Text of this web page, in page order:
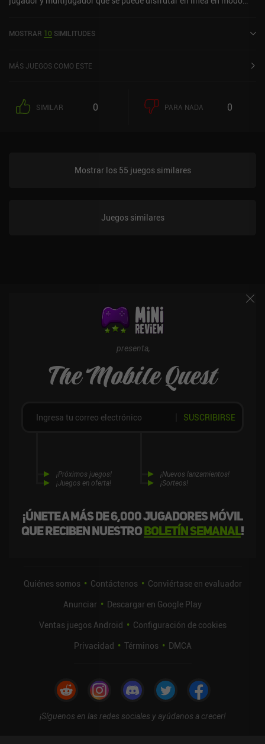
tiene actualmente una puntuación de 4,6 sobre 5,0 en Google Play
MOSTRAR 10 SIMILITUDES
MÁS JUEGOS COMO ESTE
SIMILAR 0 PARA NADA 0
Mostrar los 55 juegos similares
Juegos similares
presenta,
The Mobile Quest
¡Únete a más de 6,000 jugadores móvil
que reciben nuestroboletín semanal!
¡Próximos juegos!
¡Juegos en oferta!
¡Nuevos lanzamientos!
¡Sorteos!
SUSCRIBIRSE
Quiénes somos Contáctenos
Conviértase en evaluador
Anunciar
Descargar en Google Play
Ventas juegos Android
Configuración de cookies
Privacidad
Términos DMCA
¡Síguenos en las redes sociales y ayúdanos a crecer!